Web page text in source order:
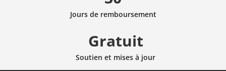
Jours de remboursement
Gratuit
Soutien et mises à jour